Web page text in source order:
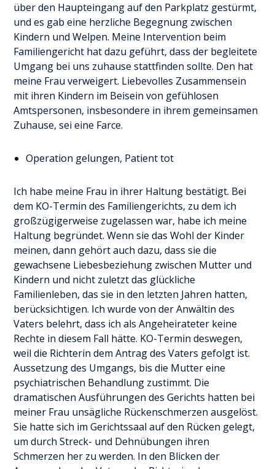
über den Haupteingang auf den Parkplatz gestürmt,
und es gab eine herzliche Begegnung zwischen
Kindern und Welpen. Meine Intervention beim
Familiengericht hat dazu geführt, dass der begleitete
Umgang bei uns zuhause stattfinden sollte. Den hat
meine Frau verweigert. Liebevolles Zusammensein
mit ihren Kindern im Beisein von gefühlosen
Amtspersonen, insbesondere in ihrem gemeinsamen
Zuhause, sei eine Farce.
Operation gelungen, Patient tot
Ich habe meine Frau in ihrer Haltung bestätigt. Bei
dem KO-Termin des Familiengerichts, zu dem ich
großzügigerweise zugelassen war, habe ich meine
Haltung begründet. Wenn sie das Wohl der Kinder
meinen, dann gehört auch dazu, dass sie die
gewachsene Liebesbeziehung zwischen Mutter und
Kindern und nicht zuletzt das glückliche
Familienleben, das sie in den letzten Jahren hatten,
berücksichtigen. Ich wurde von der Anwältin des
Vaters belehrt, dass ich als Angeheirateter keine
Rechte in diesem Fall hätte. KO-Termin deswegen,
weil die Richterin dem Antrag des Vaters gefolgt ist.
Aussetzung des Umgangs, bis die Mutter eine
psychiatrischen Behandlung zustimmt. Die
dramatischen Ausführungen des Gerichts hatten bei
meiner Frau unsägliche Rückenschmerzen ausgelöst.
Sie hatte sich im Gerichtssaal auf den Rücken gelegt,
um durch Streck- und Dehnübungen ihren
Schmerzen her zu werden. In den Blicken der